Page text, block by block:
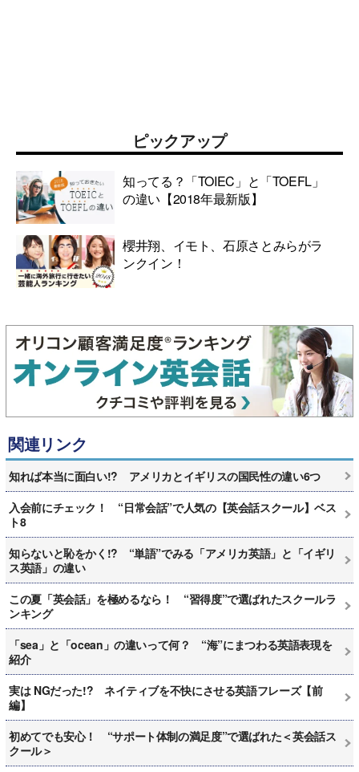
ピックアップ
知ってる？「TOIEC」と「TOEFL」
の違い【2018年最新版】
櫻井翔、イモト、石原さとみらがラ
ンクイン！
関連リンク
知れば本当に面白い!? アメリカとイギリスの国民性の違い6つ
入会前にチェック！ “日常会話”で人気の【英会話スクール】ベス
ト8
知らないと恥をかく!? “単語”でみる「アメリカ英語」と「イギリ
ス英語」の違い
この夏「英会話」を極めるなら！ “習得度”で選ばれたスクールラ
ンキング
「sea」と「ocean」の違いって何？ “海”にまつわる英語表現を
紹介
実は NGだった!? ネイティブを不快にさせる英語フレーズ【前
編】
初めてでも安心！ “サポート体制の満足度”で選ばれた＜英会話ス
クール＞